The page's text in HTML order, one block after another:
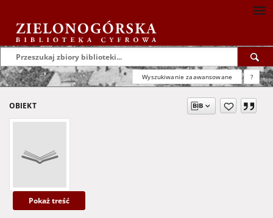
Wyszukiwanie zaawansowane ?
OBIEKT
Pokaż treść